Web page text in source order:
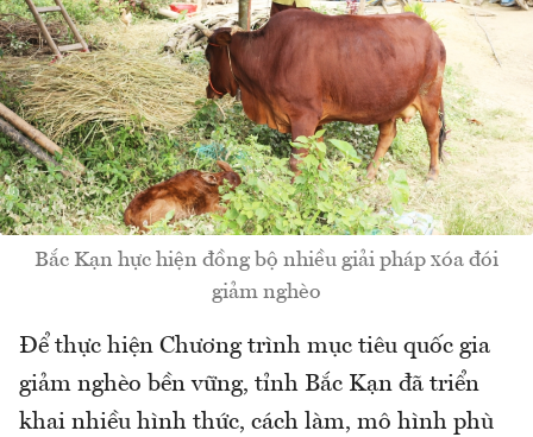
Bắc Kạn hực hiện đồng bộ nhiều giải pháp xóa đói
giảm nghèo
Để thực hiện Chương trình mục tiêu quốc gia
giảm nghèo bền vững, tỉnh Bắc Kạn đã triển
khai nhiều hình thức, cách làm, mô hình phù